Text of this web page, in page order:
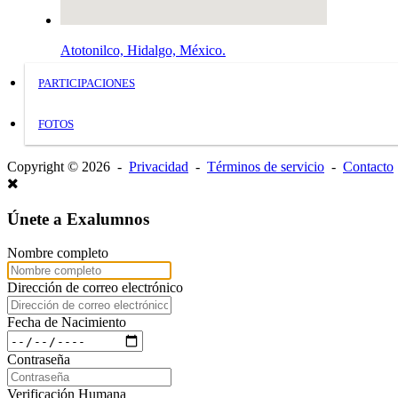
Atotonilco, Hidalgo, México.
PARTICIPACIONES
FOTOS
Copyright © 2026 - Privacidad - Términos de servicio - Contacto
Únete a Exalumnos
Nombre completo
Dirección de correo electrónico
Fecha de Nacimiento
Contraseña
Verificación Humana